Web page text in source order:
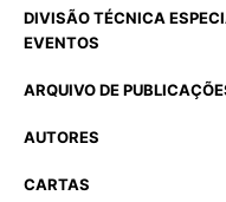
DIVISÃO TÉCNICA
EVENTOS
ARQUIVO DE
AUTORES
CARTAS